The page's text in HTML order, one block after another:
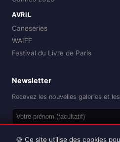
AVRIL
Caneseries
WAIFF
Festival du Livre de Paris
Newsletter
Recevez les nouvelles galeries et
🍪 Ce site utilise des cookies